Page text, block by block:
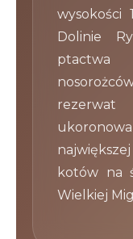
wysokości
Dolinie
rezerwat
kotów na
Wielkiej